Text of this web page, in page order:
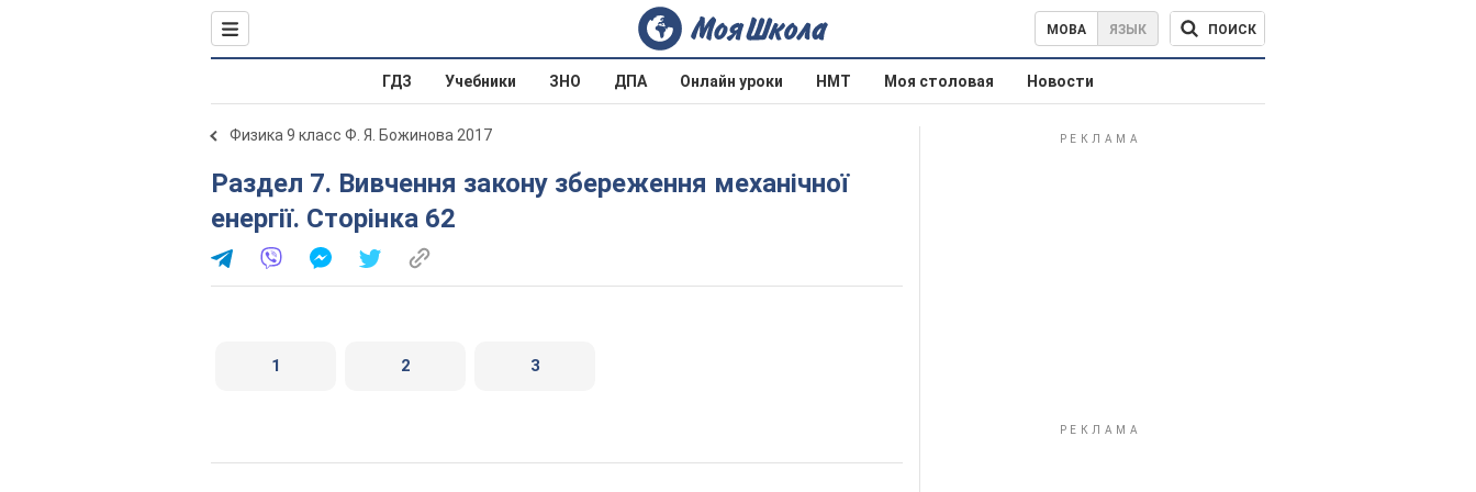
МОВА ЯЗЫК ПОИСК
ГДЗ Учебники ЗНО ДПА Онлайн уроки НМТ Моя столовая Новости
Физика 9 класс Ф. Я. Божинова 2017
Раздел 7. Вивчення закону збереження механічної
енергії. Сторінка 62
1 2 3